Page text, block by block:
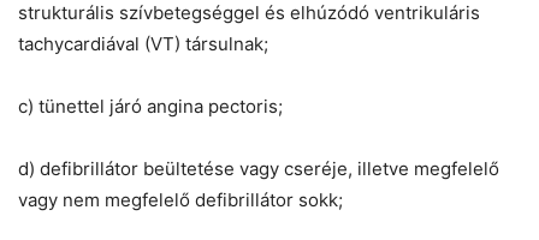
strukturális szívbetegséggel és elhúzódó ventrikuláris
tachycardiával (VT) társulnak;
c) tünettel járó angina pectoris;
d) defibrillátor beültetése vagy cseréje, illetve megfelelő
vagy nem megfelelő defibrillátor sokk;